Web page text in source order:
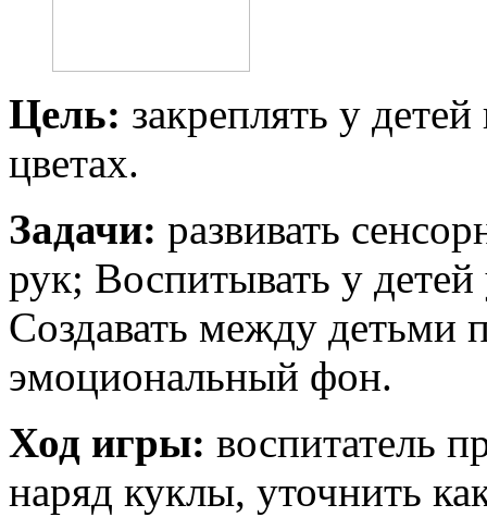
Цель: закреплять у
цветах.
Задачи: развивать
рук; Воспитывать у
Создавать между
эмоциональный фон.
Ход игры: воспитатель
наряд куклы, уточнить